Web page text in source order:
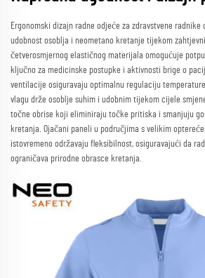
Ergonomski dizajn radne odjeće za zdravstvene
udobnost osoblja i neometano kretanje tijekom
četverosmjernog elastičnog materijala omogućuje
ključno za medicinske postupke i aktivnosti brige o
ventilacije osiguravaju optimalnu regulaciju
vlagu drže osoblje suhim i udobnim tijekom cijele
točne obrise koji eliminiraju točke pritiska i smanjuju
kretanja. Ojačani paneli u područjima s velikim
istovremeno održavaju fleksibilnost, osiguravajući da
ograničava prirodne obrasce kretanja.